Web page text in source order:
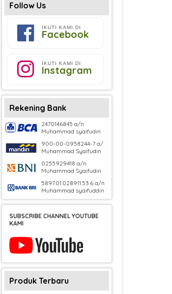
Follow Us
IKUTI KAMI DI
Facebook
IKUTI KAMI DI
Instagram
Rekening Bank
2470146845 a/n
Muhammad syaifudin
900-00-0958244-7 a/
Muhammad Syaifudin
0255929418 a/n
Muhammad Syaifudin
5897.01.028911.53.6 a/n
Muhammad syaifuddin
SUBSCRIBE CHANNEL YOUTUBE
KAMI
Produk Terbaru